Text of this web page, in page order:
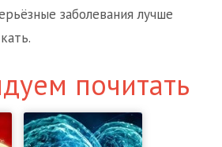
заболевания лучше
почитать